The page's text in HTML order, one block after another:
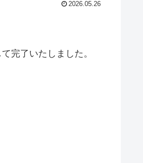
2026.05.26
完了いたしました。